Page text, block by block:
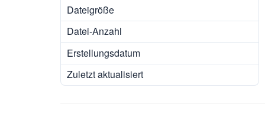
Dateigröße
Datei-Anzahl
Erstellungsdatum
Zuletzt aktualisiert